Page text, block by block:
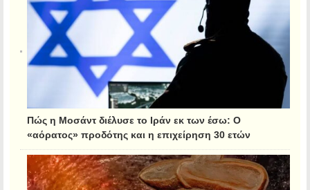
Πώς η Μοσάντ διέλυσε το Ιράν εκ των έσω: Ο
«αόρατος» προδότης και η επιχείρηση 30 ετών